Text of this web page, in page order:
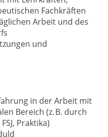
Fachkräften
Arbeit und des
und
in der Arbeit mit
Bereich (z. B. durch
Praktika)